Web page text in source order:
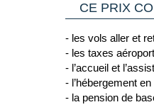
Vous trouverez
Cliquant ici.
2/
Passeport &
pays de
Carte nationale
d'Union
CE PRIX
- les vols aller et
- les taxes
- l’accueil et
- l’hébergement
- la pension de